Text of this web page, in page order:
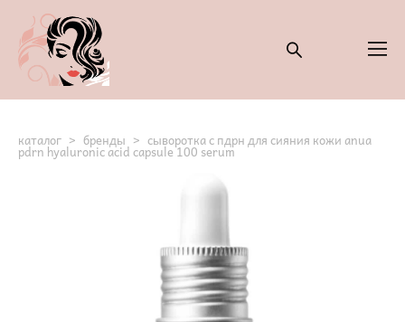
каталог > бренды > сыворотка с пдрн для сияния кожи anua
pdrn hyaluronic acid capsule 100 serum